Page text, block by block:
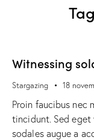
Witnessing
Stargazing 18
Proin faucibus nec
tincidunt. Sed eget
sodales augue a